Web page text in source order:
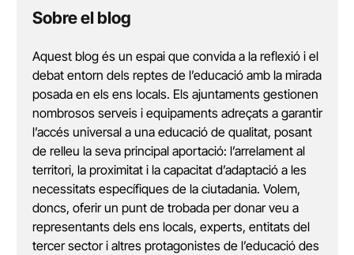
Sobre el blog
Aquest blog és un espai que convida a la reflexió i el
debat entorn dels reptes de l’educació amb la mirada
posada en els ens locals. Els ajuntaments gestionen
nombrosos serveis i equipaments adreçats a garantir
l’accés universal a una educació de qualitat, posant
de relleu la seva principal aportació: l’arrelament al
territori, la proximitat i la capacitat d’adaptació a les
necessitats específiques de la ciutadania. Volem,
doncs, oferir un punt de trobada per donar veu a
representants dels ens locals, experts, entitats del
tercer sector i altres protagonistes de l’educació des